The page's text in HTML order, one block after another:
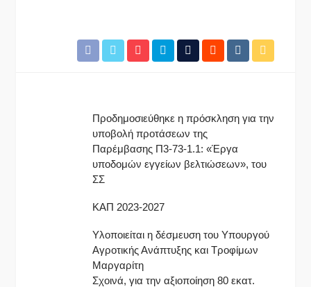
Προδημοσιεύθηκε η πρόσκληση για την
υποβολή προτάσεων της
Παρέμβασης Π3-73-1.1: «Έργα
υποδομών εγγείων βελτιώσεων», του
ΣΣ
ΚΑΠ 2023-2027
Υλοποιείται η δέσμευση του Υπουργού
Αγροτικής Ανάπτυξης και Τροφίμων
Μαργαρίτη
Σχοινά, για την αξιοποίηση 80 εκατ.